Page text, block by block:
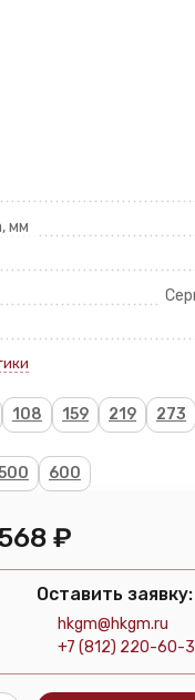
мм
108 159 219 273
600
₽
Оставить заявку:
hkgm@hkgm.ru
+7 (812) 220-60-